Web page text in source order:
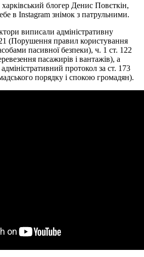
блогер Денис Повєткін,
в Instagram знімок з патрульними.
виписали адміністративну
(Порушення правил користування
пасивної безпеки), ч. 1 ст. 122
пасажирів і вантажів), а
протокол за ст. 173
порядку і спокою громадян).